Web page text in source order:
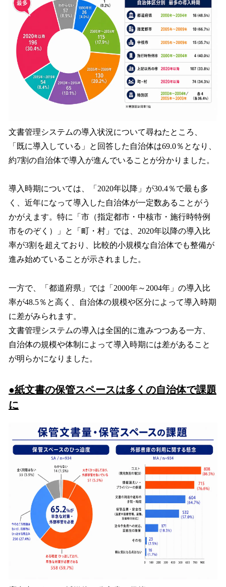
文書管理システムの導入状況について尋ねたところ、
「既に導入している」と回答した自治体は69.0％となり、
約7割の自治体で導入が進んでいることが分かりました。
導入時期については、「2020年以降」が30.4％で最も多
く、近年になって導入した自治体が一定数あることがう
かがえます。特に「市（指定都市・中核市・施行時特例
市をのぞく）」と「町・村」では、2020年以降の導入比
率が3割を超えており、比較的小規模な自治体でも整備が
進み始めていることが示されました。
一方で、「都道府県」では「2000年～2004年」の導入比
率が48.5％と高く、自治体の規模や区分によって導入時期
に差がみられます。
文書管理システムの導入は全国的に進みつつある一方、
自治体の規模や体制によって導入時期には差があること
が明らかになりました。
●紙文書の保管スペースは多くの自治体で課題
に